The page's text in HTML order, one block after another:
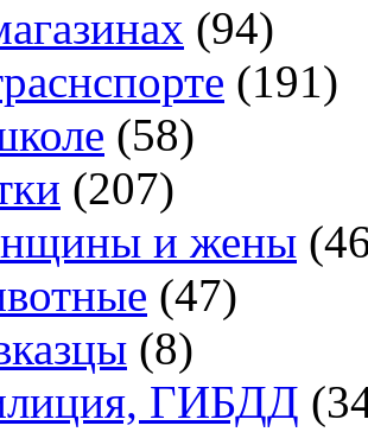
(94)
(191)
(58)
(207)
и жены
(47)
(8)
ГИБДД